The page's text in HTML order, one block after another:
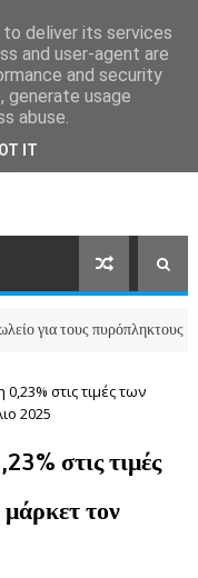
τους πυρόπληκτους της
στις τιμές των
2025
στις τιμές
τον
deliver its services
and user-agent are
and security
generate usage
abuse.
IT